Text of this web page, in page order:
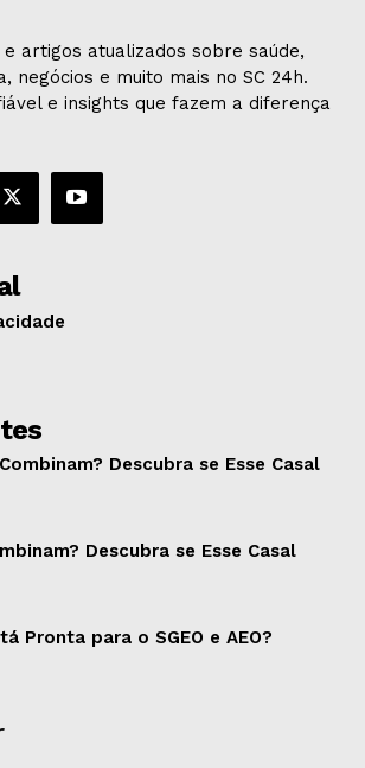
artigos atualizados sobre saúde,
negócios e muito mais no SC 24h.
e insights que fazem a diferença
Descubra se Esse Casal
Descubra se Esse Casal
Pronta para o SGEO e AEO?